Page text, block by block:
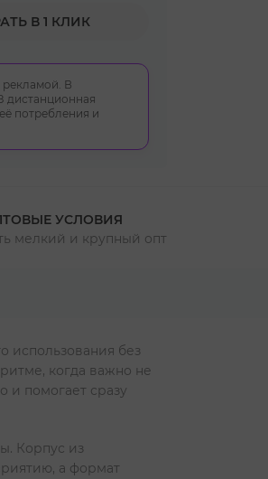
В 1 КЛИК
рекламой. В
дистанционная
потребления и
УСЛОВИЯ
мелкий и крупный опт
использования без
когда важно не
и помогает сразу
Корпус из
а формат